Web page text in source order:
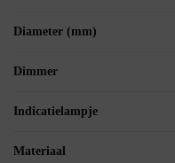
Diameter (mm)
Dimmer
Indicatielampje
Materiaal